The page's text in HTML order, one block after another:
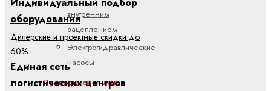
внутренним
зацеплением
Электрогидравлические
насосы
Пропорциональные,
оборудования
Дилерские и проектные скидки до
60%
Единая сеть
логистических центров